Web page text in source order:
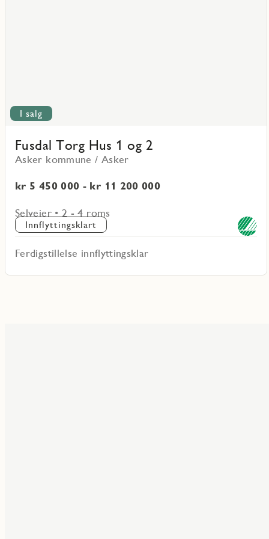
I salg
Fusdal Torg Hus 1 og 2
Asker kommune / Asker
kr 5 450 000 - kr 11 200 000
Selveier • 2 - 4 roms
Innflyttingsklart
Ferdigstillelse innflyttingsklar